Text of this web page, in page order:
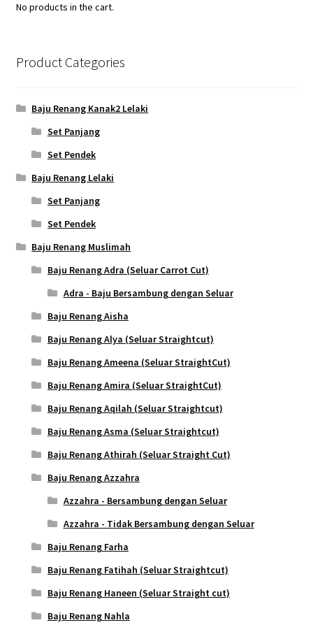
No products in the cart.
Product Categories
Baju Renang Kanak2 Lelaki
Set Panjang
Set Pendek
Baju Renang Lelaki
Set Panjang
Set Pendek
Baju Renang Muslimah
Baju Renang Adra (Seluar Carrot Cut)
Adra - Baju Bersambung dengan Seluar
Baju Renang Aisha
Baju Renang Alya (Seluar Straightcut)
Baju Renang Ameena (Seluar StraightCut)
Baju Renang Amira (Seluar StraightCut)
Baju Renang Aqilah (Seluar Straightcut)
Baju Renang Asma (Seluar Straightcut)
Baju Renang Athirah (Seluar Straight Cut)
Baju Renang Azzahra
Azzahra - Bersambung dengan Seluar
Azzahra - Tidak Bersambung dengan Seluar
Baju Renang Farha
Baju Renang Fatihah (Seluar Straightcut)
Baju Renang Haneen (Seluar Straight cut)
Baju Renang Nahla